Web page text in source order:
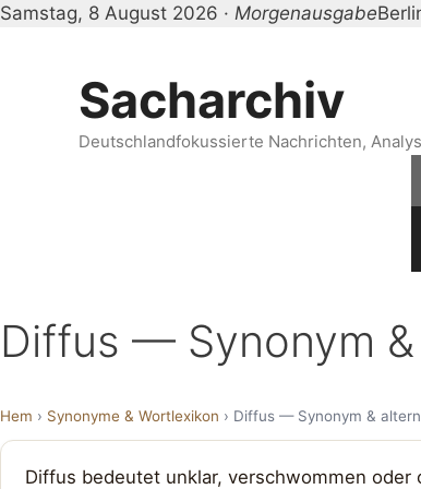
Samstag, 8 August 2026 · Morgenausgabe
Sacharchiv
Deutschlandfokussierte Nachrichten,
Diffus — Synonym
Hem › Synonyme & Wortlexikon › Diffus — Synonym &
Diffus bedeutet unklar, verschwommen oder